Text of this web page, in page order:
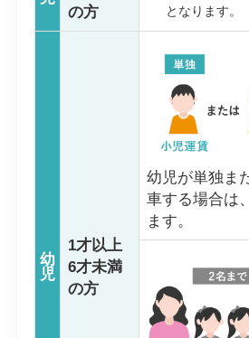
の方
となります。
幼
児
1才以上
6才未満
の方
幼児が単独ま
車する場合は
ます。